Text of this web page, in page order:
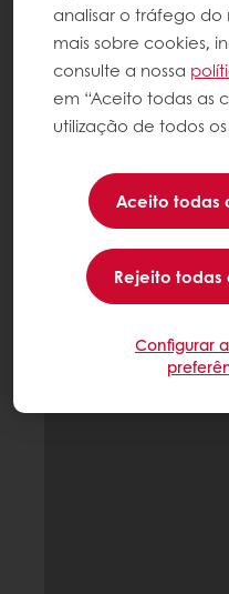
analisar o tráfego do
mais sobre cookies,
consulte a nossa
em “Aceito todas as
utilização de todos
Aceito todas
Rejeito todas
Configurar